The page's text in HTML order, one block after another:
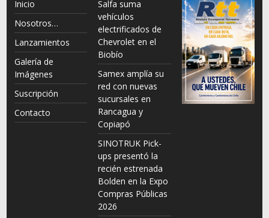
Inicio
Nosotros…
Lanzamientos
Galería de
Imágenes
Suscripción
Contacto
Salfa suma
vehículos
electrificados de
Chevrolet en el
Biobío
Samex amplía su
red con nuevas
sucursales en
Rancagua y
Copiapó
SINOTRUK Pick-
ups presentó la
recién estrenada
Bolden en la Expo
Compras Públicas
2026